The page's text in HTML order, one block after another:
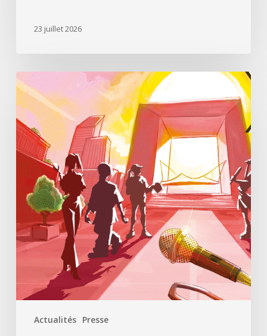
23 juillet 2026
Actualités Presse
Paris
La
Défense
lance
«
Disparition
Défense
un
jeu
d’enquête
à
ciel